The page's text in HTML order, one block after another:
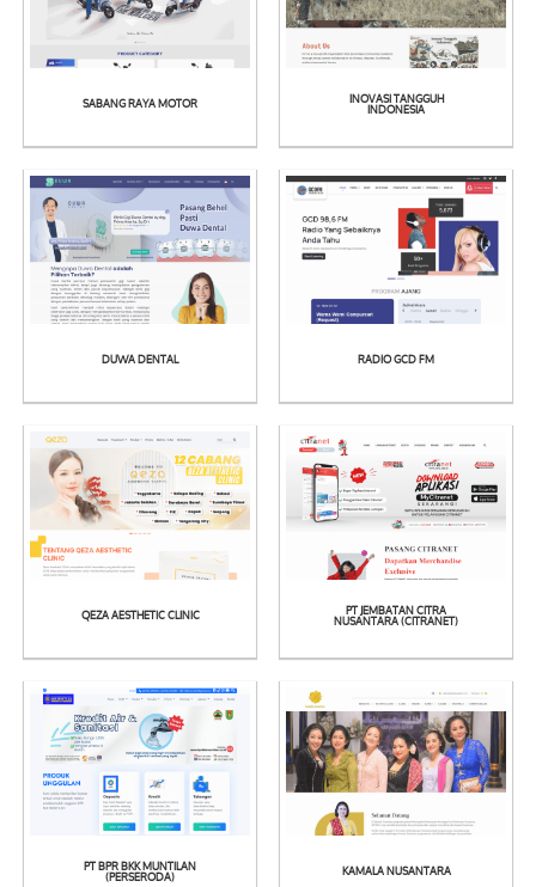
See
Detail
SABANG RAYA MOTOR See
Detail
INOVASI TANGGUH
INDONESIA
See
Detail
DUWA DENTAL See
Detail
RADIO GCD FM
See
Detail
QEZA AESTHETIC CLINIC See
Detail
PT JEMBATAN CITRA
NUSANTARA (CITRANET)
PT BPR BKK MUNTILAN
(PERSERODA) KAMALA NUSANTARA